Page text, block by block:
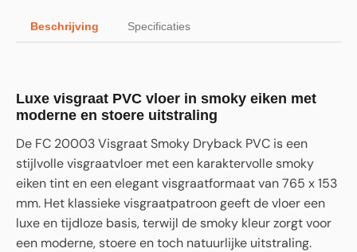
Beschrijving Specificaties
Luxe visgraat PVC vloer in smoky eiken met
moderne en stoere uitstraling
De FC 20003 Visgraat Smoky Dryback PVC is een
stijlvolle visgraatvloer met een karaktervolle smoky
eiken tint en een elegant visgraatformaat van 765 x 153
mm. Het klassieke visgraatpatroon geeft de vloer een
luxe en tijdloze basis, terwijl de smoky kleur zorgt voor
een moderne, stoere en toch natuurlijke uitstraling.